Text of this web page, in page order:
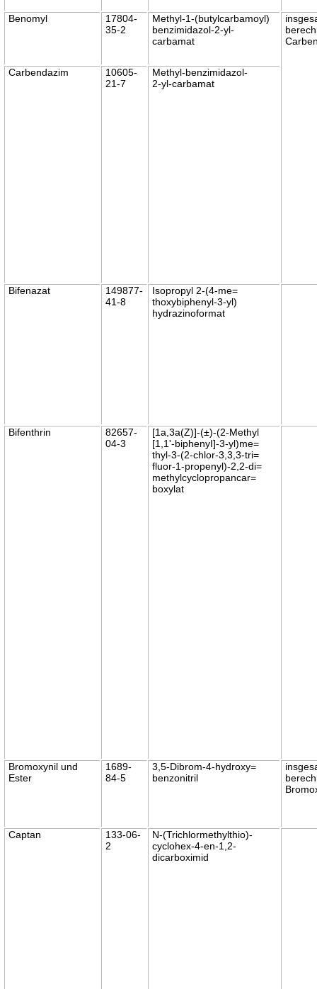
Benomyl
17804-
35-2
Methyl-1-(butylcarbamoyl)
benzimidazol-2-yl-
carbamat
Carbendazim
10605-
21-7
Methyl-benzimidazol-
2-yl-carbamat
Bifenazat
149877-
41-8
Isopropyl 2-(4-me=
thoxybiphenyl-3-yl)
hydrazinoformat
Bifenthrin
82657-
04-3
[1a,3a(Z)]-(±)-(2-Methyl
[1,1'-biphenyI]-3-yl)me=
thyl-3-(2-chlor-3,3,3-tri=
fluor-1-propenyl)-2,2-di=
methylcyclopropancar=
boxylat
Bromoxynil und
Ester
1689-
84-5
3,5-Dibrom-4-hydroxy=
benzonitril
Captan
133-06-
2
N-(Trichlormethylthio)-
cyclohex-4-en-1,2-
dicarboximid